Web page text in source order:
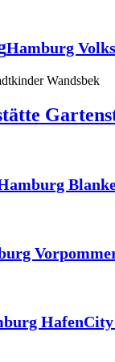
Hamburg
HafenCity